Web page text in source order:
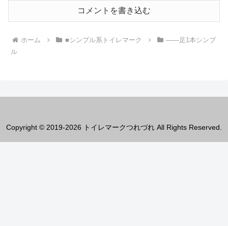
コメントを書き込む
ホーム ■シンプル系トイレマーク
――足1本シンプ
ル
Copyright © 2019-2026 トイレマークつれづれ All Rights Reserved.